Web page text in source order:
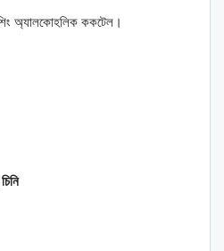
অ্যালকোহলিক ককটেল।